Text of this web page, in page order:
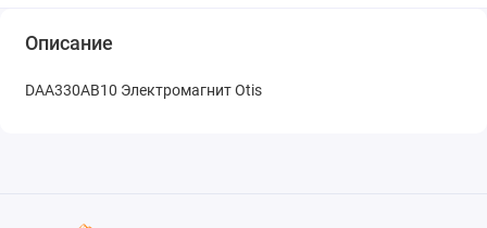
Описание
DAA330AB10 Электромагнит Otis